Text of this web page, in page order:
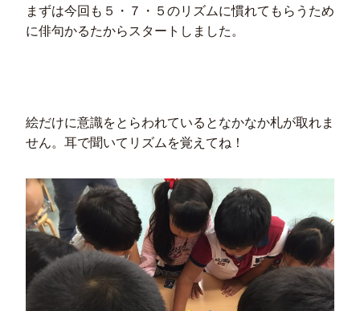
まずは今回も５・７・５のリズムに慣れてもらうため
に俳句かるたからスタートしました。
絵だけに意識をとらわれているとなかなか札が取れま
せん。耳で聞いてリズムを覚えてね！